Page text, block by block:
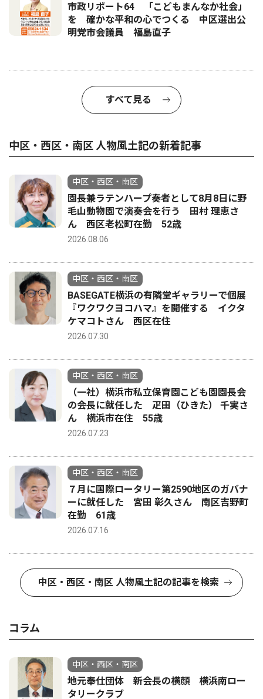
市政リポート64 「こどもまんなか社会」
を 確かな平和の心でつくる 中区選出公
明党市会議員 福島直子
すべて見る
中区・西区・南区 人物風土記の新着記事
中区・西区・南区
園長兼ラテンハープ奏者として8月8日に野
毛山動物園で演奏会を行う 田村 理恵さ
ん 西区老松町在勤 52歳
2026.08.06
中区・西区・南区
BASEGATE横浜の有隣堂ギャラリーで個展
『ワクワクヨコハマ』を開催する イクタ
ケマコトさん 西区在住
2026.07.30
中区・西区・南区
（一社）横浜市私立保育園こども園園長会
の会長に就任した 疋田（ひきた） 千実さ
ん 横浜市在住 55歳
2026.07.23
中区・西区・南区
７月に国際ロータリー第2590地区のガバナ
ーに就任した 宮田 彰久さん 南区吉野町
在勤 61歳
2026.07.16
中区・西区・南区 人物風土記の記事を検索
コラム
中区・西区・南区
地元奉仕団体 新会長の横顔 横浜南ロー
タリークラブ